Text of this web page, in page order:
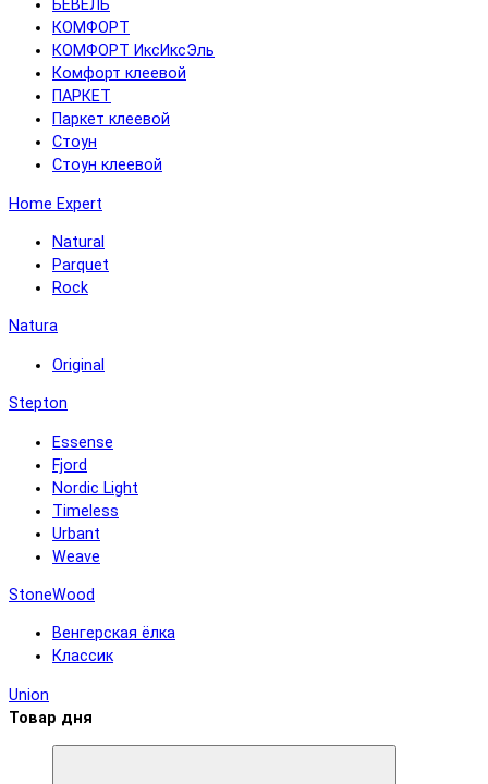
БЕВЕЛЬ
КОМФОРТ
КОМФОРТ ИксИксЭль
Комфорт клеевой
ПАРКЕТ
Паркет клеевой
Стоун
Стоун клеевой
Home Expert
Natural
Parquet
Rock
Natura
Original
Stepton
Essense
Fjord
Nordic Light
Timeless
Urbant
Weave
StoneWood
Венгерская ёлка
Классик
Union
Товар дня